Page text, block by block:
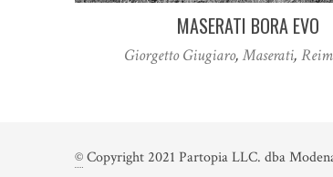
MASERATI BORA EVO
Giorgetto Giugiaro,Maserati,
©Copyright 2021 Partopia LLC. dba